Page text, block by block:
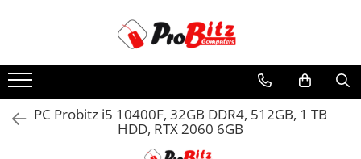
Laptopuri si accesorii
Laptopuri
PC Probitz i5 10400F, 32GB DDR4, 512GB, 1 TB
HDD, RTX 2060 6GB